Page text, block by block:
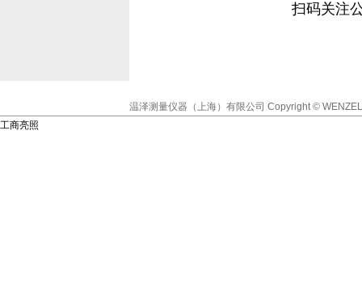
扫码关注
温泽测量仪器（上海）有限公司 Copyright ©
工商亮照